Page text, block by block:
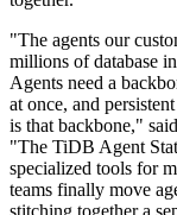
The pressure to solve
fewer than 5% of
agents in 2025, a
Yet while 75% of
only 15% are
points directly to the
The TiDB Agent State
and context